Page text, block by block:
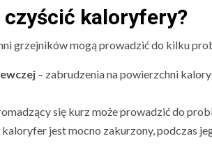
kaloryfery?
grzejników mogą prowadzić do kilku
– zabrudzenia na powierzchni
się kurz może prowadzić do
kaloryfer jest mocno zakurzony, podczas